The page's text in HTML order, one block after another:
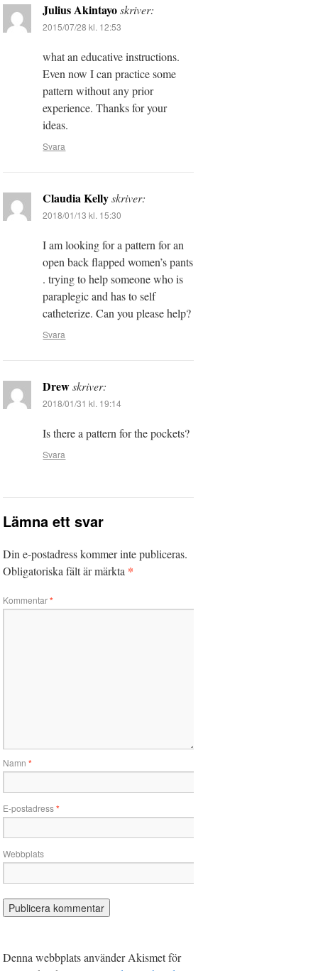
Julius Akintayo skriver:
2015/07/28 kl. 12:53
what an educative instructions.
Even now I can practice some
pattern without any prior
experience. Thanks for your
ideas.
Svara
Claudia Kelly skriver:
2018/01/13 kl. 15:30
I am looking for a pattern for an
open back flapped women’s pants
. trying to help someone who is
paraplegic and has to self
catheterize. Can you please help?
Svara
Drew skriver:
2018/01/31 kl. 19:14
Is there a pattern for the pockets?
Svara
Lämna ett svar
Din e-postadress kommer inte publiceras.
Obligatoriska fält är märkta *
Kommentar*
Namn*
E-postadress*
Webbplats
Denna webbplats använder Akismet för